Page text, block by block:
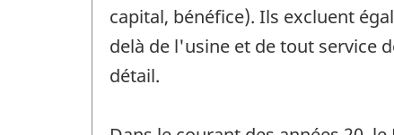
capital, bénéfice). Ils excluent
delà de l'usine et de tout service
détail.